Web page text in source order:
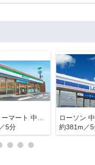
5分
約381m／